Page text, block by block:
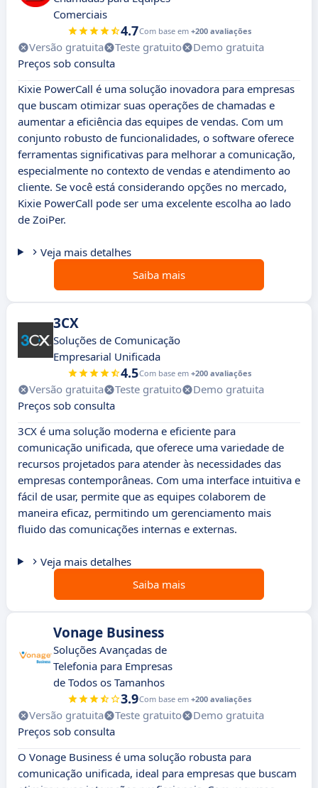
Comerciais
4.7Com base em +200 avaliações
Versão gratuita Teste gratuito
Demo gratuita
Preços sob consulta
Kixie PowerCall é uma solução inovadora para empresas
que buscam otimizar suas operações de chamadas e
aumentar a eficiência das equipes de vendas. Com um
conjunto robusto de funcionalidades, o software oferece
ferramentas significativas para melhorar a comunicação,
especialmente no contexto de vendas e atendimento ao
cliente. Se você está considerando opções no mercado,
Kixie PowerCall pode ser uma excelente escolha ao lado
de ZoiPer.
Veja mais detalhes
Saiba mais
3CX
Soluções de Comunicação
Empresarial Unificada
4.5Com base em +200 avaliações
Versão gratuita Teste gratuito
Demo gratuita
Preços sob consulta
3CX é uma solução moderna e eficiente para
comunicação unificada, que oferece uma variedade de
recursos projetados para atender às necessidades das
empresas contemporâneas. Com uma interface intuitiva e
fácil de usar, permite que as equipes colaborem de
maneira eficaz, permitindo um gerenciamento mais
fluido das comunicações internas e externas.
Veja mais detalhes
Saiba mais
Vonage Business
Soluções Avançadas de
Telefonia para Empresas
de Todos os Tamanhos
3.9Com base em +200 avaliações
Versão gratuita Teste gratuito
Demo gratuita
Preços sob consulta
O Vonage Business é uma solução robusta para
comunicação unificada, ideal para empresas que buscam